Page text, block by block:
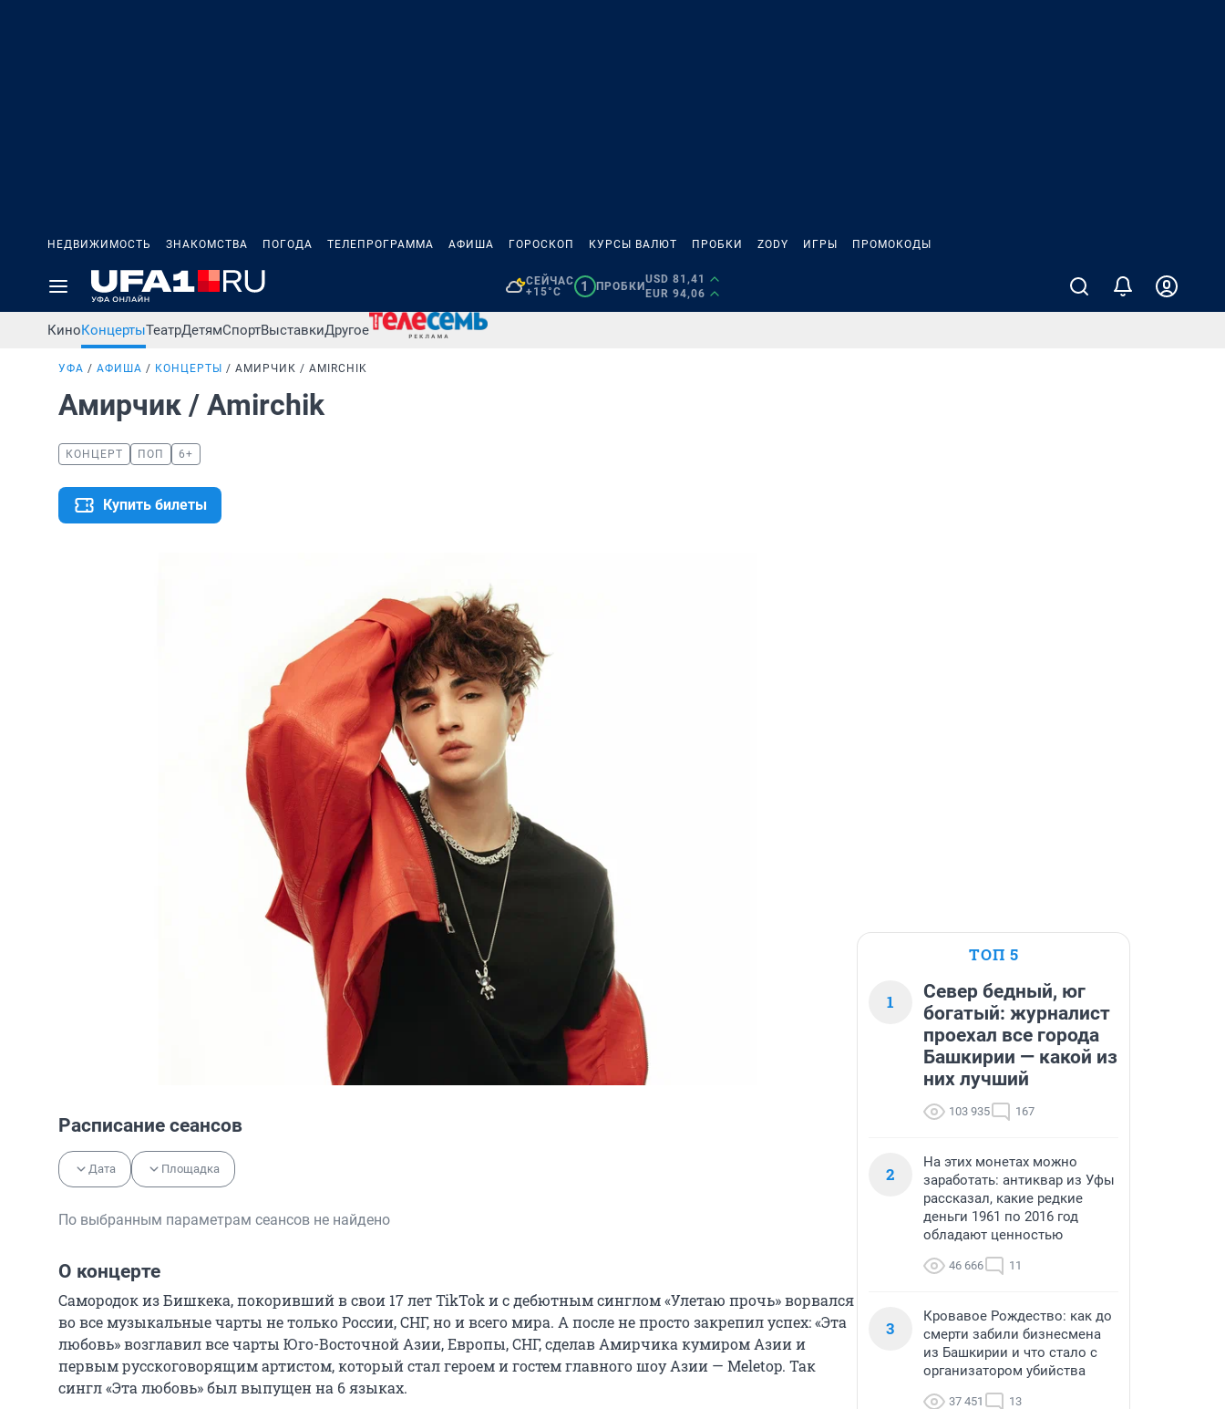
НЕДВИЖИМОСТЬ ЗНАКОМСТВА ПОГОДА ТЕЛЕПРОГРАММА АФИША ГОРОСКОП КУРСЫ ВАЛЮТ ПРОБКИ ZODY ИГРЫ ПРОМОКОДЫ
СЕЙЧАС
+15°C
1 ПРОБКИ
USD 81,41
EUR 94,06
КиноКонцертыТеатрДетямСпортВыставкиДругое
УФА АФИША КОНЦЕРТЫ АМИРЧИК / AMIRCHIK
Амирчик / Amirchik
КОНЦЕРТ ПОП 6+
Купить билеты
Расписание сеансов
Дата Площадка
По выбранным параметрам сеансов не найдено
О концерте
Самородок из Бишкека, покоривший в свои 17 лет TikTok и с дебютным синглом «Улетаю прочь» ворвался
во все музыкальные чарты не только России, СНГ, но и всего мира. А после не просто закрепил успех: «Эта
любовь» возглавил все чарты Юго-Восточной Азии, Европы, СНГ, сделав Амирчика кумиром Азии и
первым русскоговорящим артистом, который стал героем и гостем главного шоу Азии — Meletop. Так
сингл «Эта любовь» был выпущен на 6 языках.
ТОП 5
1
Север бедный, юг
богатый: журналист
проехал все города
Башкирии — какой из
них лучший
103 935 167
2
На этих монетах можно
заработать: антиквар из Уфы
рассказал, какие редкие
деньги 1961 по 2016 год
обладают ценностью
46 666 11
3
Кровавое Рождество: как до
смерти забили бизнесмена
из Башкирии и что стало с
организатором убийства
37 451 13